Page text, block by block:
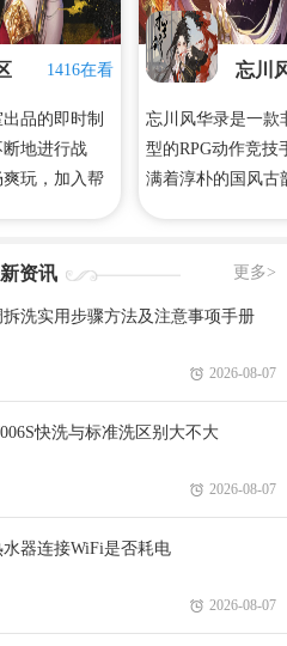
1416在看
品的即时制
地进行战
玩，加入帮
！
忘川
忘川风华录是一款
型的RPG动作竞技
满着淳朴的国风古
风华录专区，里
游戏网！
更多>
资讯
洗实用步骤方法及注意事项手册
2026-08-07
快洗与标准洗区别大不大
2026-08-07
器连接WiFi是否耗电
2026-08-07